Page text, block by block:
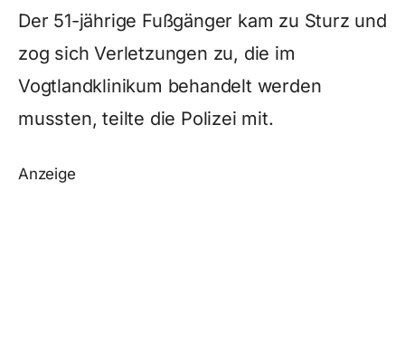
Der 51-jährige Fußgänger kam zu Sturz und
zog sich Verletzungen zu, die im
Vogtlandklinikum behandelt werden
mussten, teilte die Polizei mit.
Anzeige